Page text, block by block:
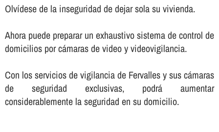
Olví­dese de la inseguridad de dejar sola su vivienda.
Ahora puede preparar un exhaustivo sistema de control de
domicilios por cámaras de video y videovigilancia.
Con los servicios de vigilancia de Fervalles y sus cámaras
de seguridad exclusivas, podrá aumentar
considerablemente la seguridad en su domicilio.